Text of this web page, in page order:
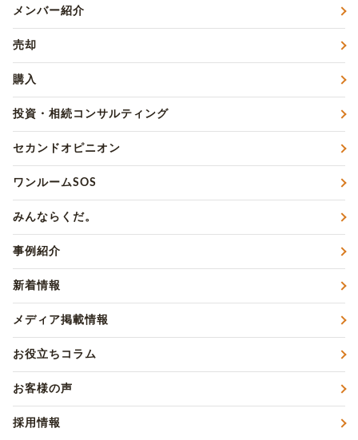
メンバー紹介
売却
購入
投資・相続コンサルティング
セカンドオピニオン
ワンルームSOS
みんならくだ。
事例紹介
新着情報
メディア掲載情報
お役立ちコラム
お客様の声
採用情報